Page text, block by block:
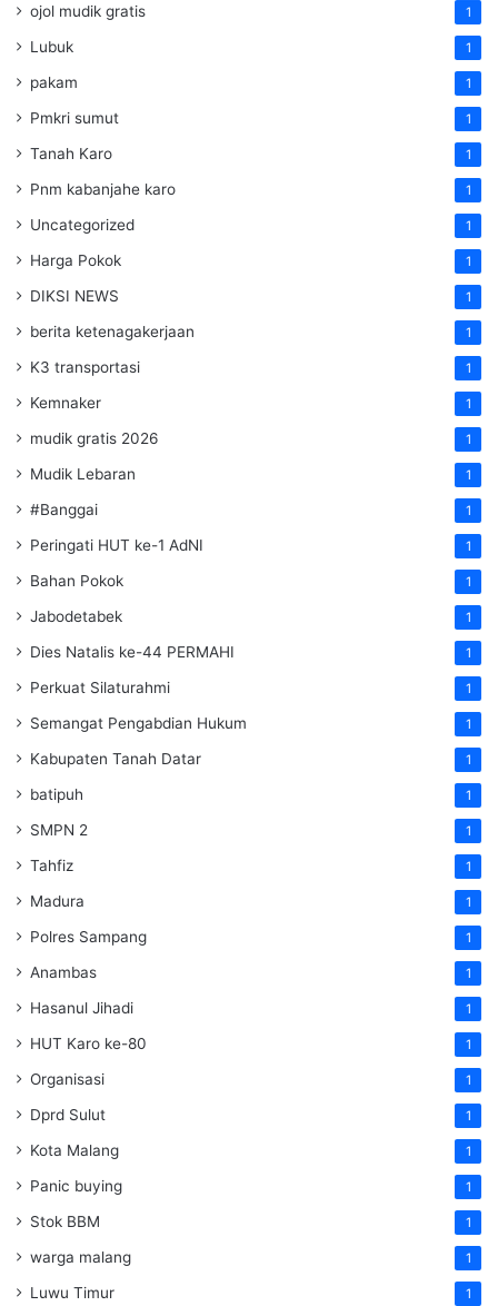
ojol mudik gratis 1
Lubuk 1
pakam 1
Pmkri sumut 1
Tanah Karo 1
Pnm kabanjahe karo 1
Uncategorized 1
Harga Pokok 1
DIKSI NEWS 1
berita ketenagakerjaan 1
K3 transportasi 1
Kemnaker 1
mudik gratis 2026 1
Mudik Lebaran 1
#Banggai 1
Peringati HUT ke-1 AdNI 1
Bahan Pokok 1
Jabodetabek 1
Dies Natalis ke-44 PERMAHI 1
Perkuat Silaturahmi 1
Semangat Pengabdian Hukum 1
Kabupaten Tanah Datar 1
batipuh 1
SMPN 2 1
Tahfiz 1
Madura 1
Polres Sampang 1
Anambas 1
Hasanul Jihadi 1
HUT Karo ke-80 1
Organisasi 1
Dprd Sulut 1
Kota Malang 1
Panic buying 1
Stok BBM 1
warga malang 1
Luwu Timur 1